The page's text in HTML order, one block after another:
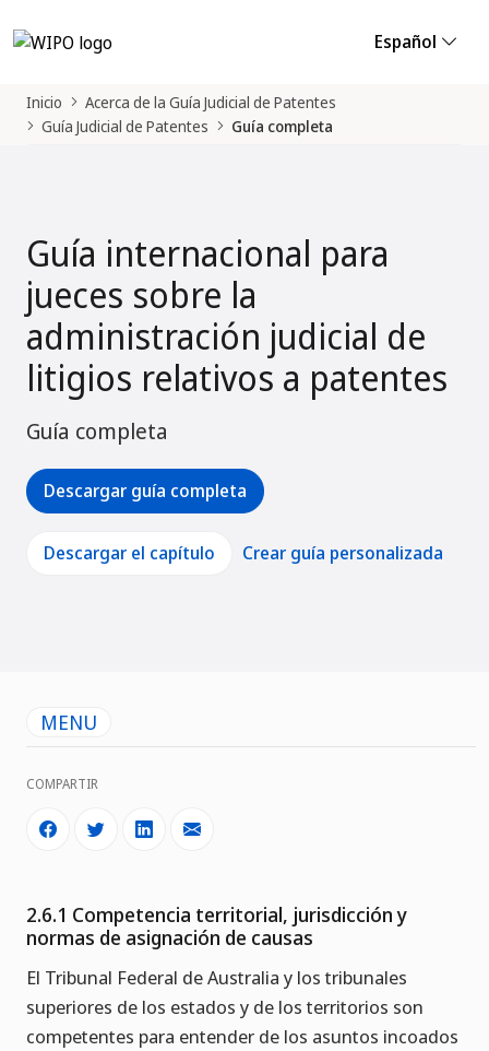
Español
Inicio
Acerca de la Guía Judicial de Patentes
Guía Judicial de Patentes
Guía completa
Guía internacional para
jueces sobre la
administración judicial de
litigios relativos a patentes
Guía completa
Descargar guía completa
Descargar el capítulo Crear guía personalizada
MENU
COMPARTIR
2.6.1 Competencia territorial, jurisdicción y
normas de asignación de causas
El Tribunal Federal de Australia y los tribunales
superiores de los estados y de los territorios son
competentes para entender de los asuntos incoados